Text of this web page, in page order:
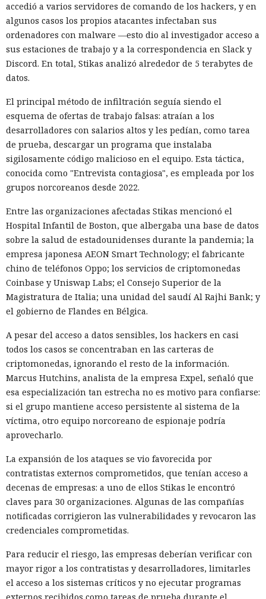
accedió a varios servidores de comando de los hackers, y en
algunos casos los propios atacantes infectaban sus
ordenadores con malware —esto dio al investigador acceso a
sus estaciones de trabajo y a la correspondencia en Slack y
Discord. En total, Stikas analizó alrededor de 5 terabytes de
datos.
El principal método de infiltración seguía siendo el
esquema de ofertas de trabajo falsas: atraían a los
desarrolladores con salarios altos y les pedían, como tarea
de prueba, descargar un programa que instalaba
sigilosamente código malicioso en el equipo. Esta táctica,
conocida como "Entrevista contagiosa", es empleada por los
grupos norcoreanos desde 2022.
Entre las organizaciones afectadas Stikas mencionó el
Hospital Infantil de Boston, que albergaba una base de datos
sobre la salud de estadounidenses durante la pandemia; la
empresa japonesa AEON Smart Technology; el fabricante
chino de teléfonos Oppo; los servicios de criptomonedas
Coinbase y Uniswap Labs; el Consejo Superior de la
Magistratura de Italia; una unidad del saudí Al Rajhi Bank; y
el gobierno de Flandes en Bélgica.
A pesar del acceso a datos sensibles, los hackers en casi
todos los casos se concentraban en las carteras de
criptomonedas, ignorando el resto de la información.
Marcus Hutchins, analista de la empresa Expel, señaló que
esa especialización tan estrecha no es motivo para confiarse:
si el grupo mantiene acceso persistente al sistema de la
víctima, otro equipo norcoreano de espionaje podría
aprovecharlo.
La expansión de los ataques se vio favorecida por
contratistas externos comprometidos, que tenían acceso a
decenas de empresas: a uno de ellos Stikas le encontró
claves para 30 organizaciones. Algunas de las compañías
notificadas corrigieron las vulnerabilidades y revocaron las
credenciales comprometidas.
Para reducir el riesgo, las empresas deberían verificar con
mayor rigor a los contratistas y desarrolladores, limitarles
el acceso a los sistemas críticos y no ejecutar programas
Renombrar .exe a .txt: